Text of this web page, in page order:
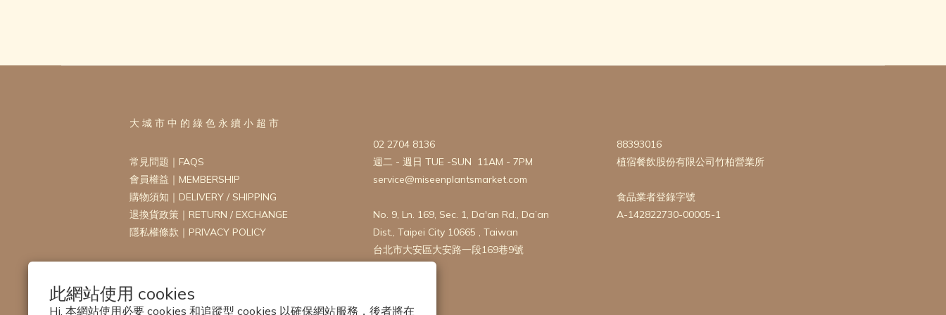
此網站使用 cookies
Hi, 本網站使用必要 cookies 和追蹤型 cookies 以確保網站服務，後者將在
大 城 市 中 的 綠 色 永 續 小 超 市
常見問題｜FAQS
會員權益｜MEMBERSHIP
購物須知｜DELIVERY / SHIPPING
退換貨政策｜RETURN / EXCHANGE
隱私權條款｜PRIVACY POLICY
02 2704 8136
週二 - 週日 TUE -SUN 11AM - 7PM
service@miseenplantsmarket.com
No. 9, Ln. 169, Sec. 1, Da'an Rd., Da’an
Dist., Taipei City 10665 , Taiwan
台北市大安區大安路一段169巷9號
88393016
植宿餐飲股份有限公司竹柏營業所
食品業者登錄字號
A-142822730-00005-1